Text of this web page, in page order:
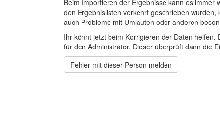
Beim Importieren der Ergebnisse kann es
den Ergebnislisten verkehrt geschrieben
auch Probleme mit Umlauten oder anderen
Ihr könnt jetzt beim Korrigieren der Daten
für den Administrator. Dieser überprüft dann die
Fehler mit dieser Person melden